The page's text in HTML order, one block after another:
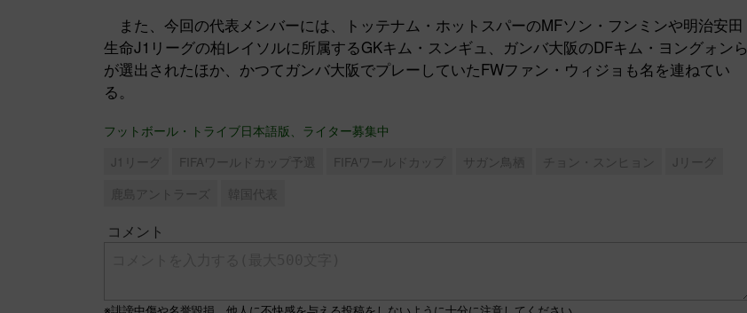
また、今回の代表メンバーには、トッテナム・ホットスパーのMFソン・フンミンや明治安田
生命J1リーグの柏レイソルに所属するGKキム・スンギュ、ガンバ大阪のDFキム・ヨングォンら
が選出されたほか、かつてガンバ大阪でプレーしていたFWファン・ウィジョも名を連ねてい
る。
フットボール・トライブ日本語版、ライター募集中
J1リーグ FIFAワールドカップ予選 FIFAワールドカップ サガン鳥栖 チョン・スンヒョン
Jリーグ
鹿島アントラーズ
韓国代表